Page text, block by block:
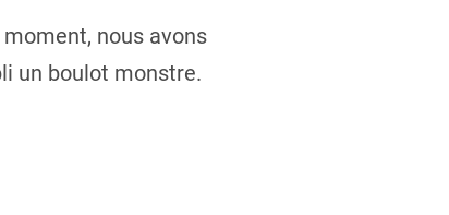
nous avons
un boulot monstre.